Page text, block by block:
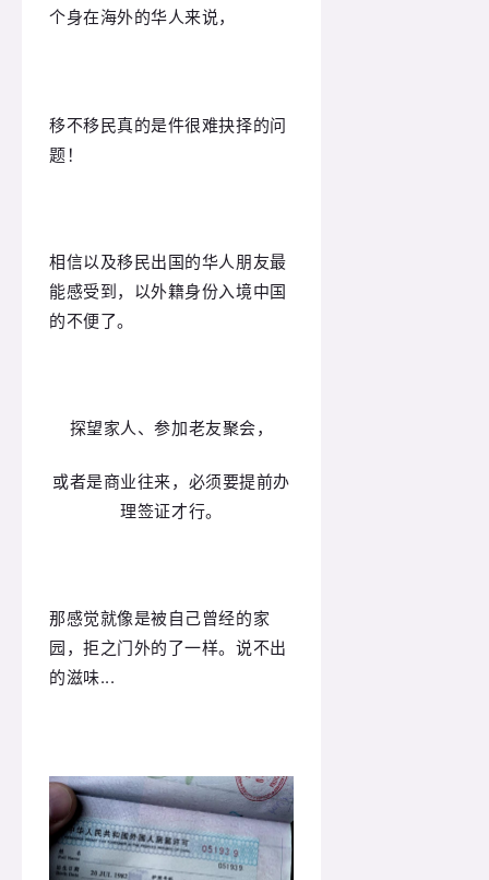
个身在海外的华人来说，
移不移民真的是件很难抉择的问
题！
相信以及移民出国的华人朋友最
能感受到，以外籍身份入境中国
的不便了。
探望家人、参加老友聚会，
或者是商业往来，必须要提前办
理签证才行。
那感觉就像是被自己曾经的家
园，拒之门外的了一样。说不出
的滋味...